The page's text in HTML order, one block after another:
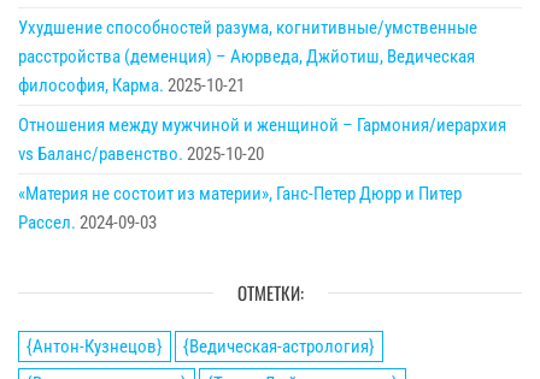
Ухудшение способностей разума, когнитивные/умственные
расстройства (деменция) – Аюрведа, Джйотиш, Ведическая
философия, Карма. 2025-10-21
Отношения между мужчиной и женщиной – Гармония/иерархия
vs Баланс/равенство. 2025-10-20
«Материя не состоит из материи», Ганс-Петер Дюрр и Питер
Рассел. 2024-09-03
ОТМЕТКИ:
{Антон-Кузнецов}
{Ведическая-астрология}